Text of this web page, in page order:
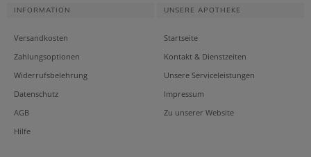
INFORMATION
Versandkosten
Zahlungsoptionen
Widerrufsbelehrung
Datenschutz
AGB
Hilfe
UNSERE APOTHEKE
Startseite
Kontakt & Dienstzeiten
Unsere Serviceleistungen
Impressum
Zu unserer Website